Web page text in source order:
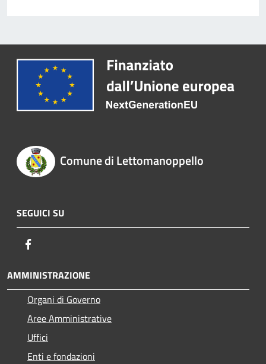
Comune di Lettomanoppello
SEGUICI SU
AMMINISTRAZIONE
Organi di Governo
Aree Amministrative
Uffici
Enti e fondazioni